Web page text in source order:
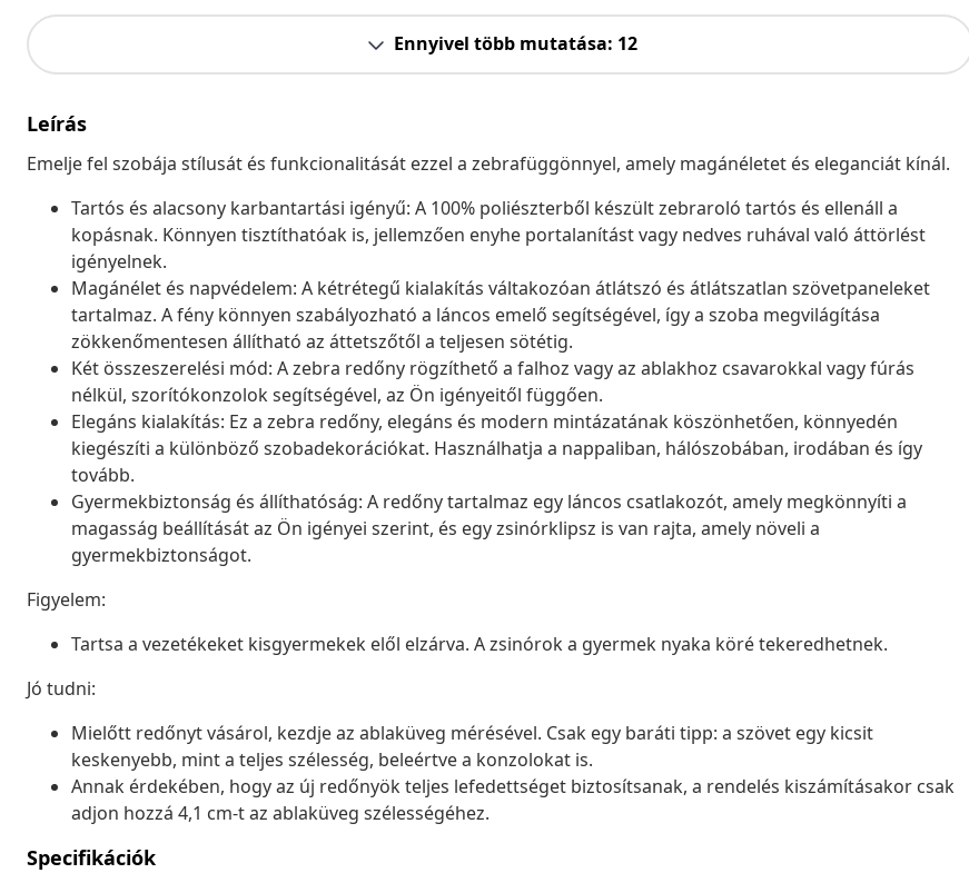
Ennyivel több mutatása: 12
Leírás
Emelje fel szobája stílusát és funkcionalitását ezzel a zebrafüggönnyel, amely magánéletet és eleganciát kínál.
Tartós és alacsony karbantartási igényű: A 100% poliészterből készült zebraroló tartós és ellenáll a
kopásnak. Könnyen tisztíthatóak is, jellemzően enyhe portalanítást vagy nedves ruhával való áttörlést
igényelnek.
Magánélet és napvédelem: A kétrétegű kialakítás váltakozóan átlátszó és átlátszatlan szövetpaneleket
tartalmaz. A fény könnyen szabályozható a láncos emelő segítségével, így a szoba megvilágítása
zökkenőmentesen állítható az áttetszőtől a teljesen sötétig.
Két összeszerelési mód: A zebra redőny rögzíthető a falhoz vagy az ablakhoz csavarokkal vagy fúrás
nélkül, szorítókonzolok segítségével, az Ön igényeitől függően.
Elegáns kialakítás: Ez a zebra redőny, elegáns és modern mintázatának köszönhetően, könnyedén
kiegészíti a különböző szobadekorációkat. Használhatja a nappaliban, hálószobában, irodában és így
tovább.
Gyermekbiztonság és állíthatóság: A redőny tartalmaz egy láncos csatlakozót, amely megkönnyíti a
magasság beállítását az Ön igényei szerint, és egy zsinórklipsz is van rajta, amely növeli a
gyermekbiztonságot.
Figyelem:
Tartsa a vezetékeket kisgyermekek elől elzárva. A zsinórok a gyermek nyaka köré tekeredhetnek.
Jó tudni:
Mielőtt redőnyt vásárol, kezdje az ablaküveg mérésével. Csak egy baráti tipp: a szövet egy kicsit
keskenyebb, mint a teljes szélesség, beleértve a konzolokat is.
Annak érdekében, hogy az új redőnyök teljes lefedettséget biztosítsanak, a rendelés kiszámításakor csak
adjon hozzá 4,1 cm-t az ablaküveg szélességéhez.
Specifikációk